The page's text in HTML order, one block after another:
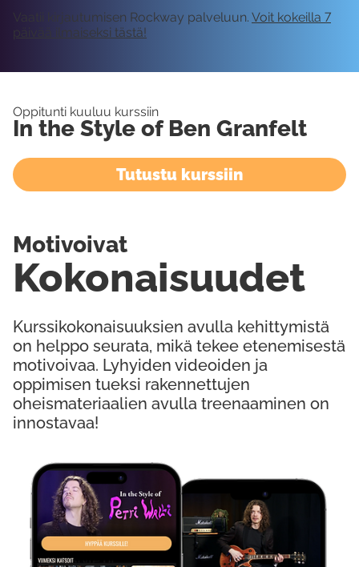
Vaatii kirjautumisen Rockway palveluun. Voit kokeilla 7
päivää ilmaiseksi tästä!
Oppitunti kuuluu kurssiin
In the Style of Ben Granfelt
Tutustu kurssiin
Kurssikokonaisuuksien avulla kehittymistä
on helppo seurata, mikä tekee etenemisestä
motivoivaa. Lyhyiden videoiden ja
oppimisen tueksi rakennettujen
oheismateriaalien avulla treenaaminen on
innostavaa!
Kokonaisuudet
Motivoivat